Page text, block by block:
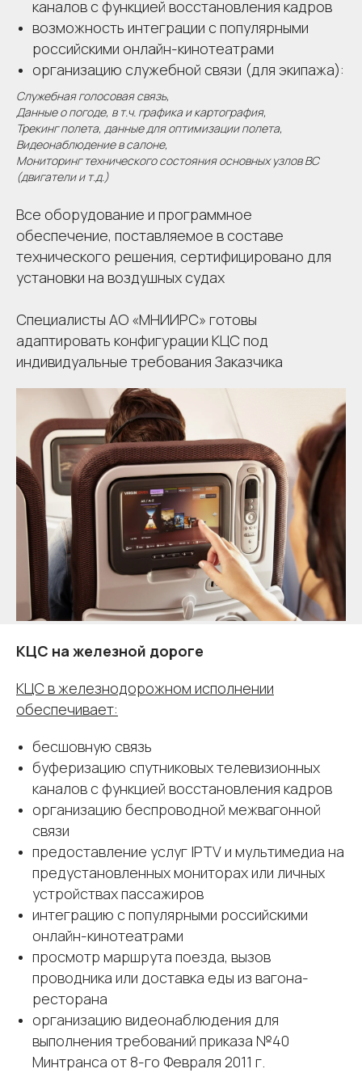
каналов с функцией восстановления кадров
возможность интеграции с популярными
российскими онлайн-кинотеатрами
организацию служебной связи (для экипажа):
Служебная голосовая связь,
Данные о погоде, в т.ч. графика и картография,
Трекинг полета, данные для оптимизации полета,
Видеонаблюдение в салоне,
Мониторинг технического состояния основных узлов ВС
(двигатели и т.д.)
Все оборудование и программное
обеспечение, поставляемое в составе
технического решения, сертифицировано для
установки на воздушных судах
Специалисты АО «МНИИРС» готовы
адаптировать конфигурации КЦС под
индивидуальные требования Заказчика
КЦС на железной дороге
КЦС в железнодорожном исполнении
обеспечивает:
бесшовную связь
буферизацию спутниковых телевизионных
каналов с функцией восстановления кадров
организацию беспроводной межвагонной
связи
предоставление услуг IPTV и мультимедиа на
предустановленных мониторах или личных
устройствах пассажиров
интеграцию с популярными российскими
онлайн-кинотеатрами
просмотр маршрута поезда, вызов
проводника или доставка еды из вагона-
ресторана
организацию видеонаблюдения для
выполнения требований приказа №40
Минтранса от 8-го Февраля 2011 г.